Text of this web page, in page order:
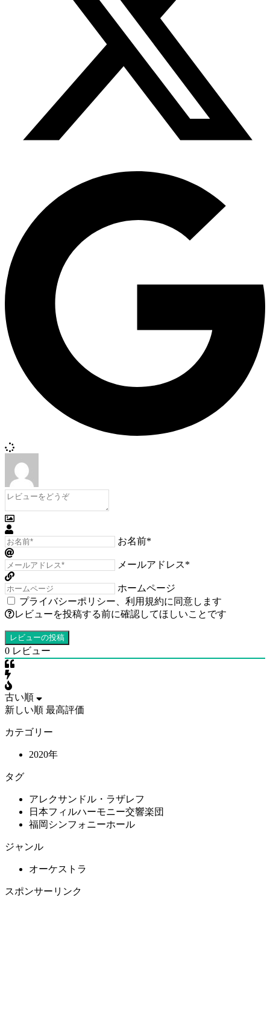
お名前*
メールアドレス*
ホームページ
プライバシーポリシー
利用規約に同意します
レビューを投稿する前に確認してほしいことです
0 レビュー
古い順
新しい順 最高評価
カテゴリー
2020年
タグ
アレクサンドル・ラザレフ
日本フィルハーモニー交響楽団
福岡シンフォニーホール
ジャンル
オーケストラ
スポンサーリンク